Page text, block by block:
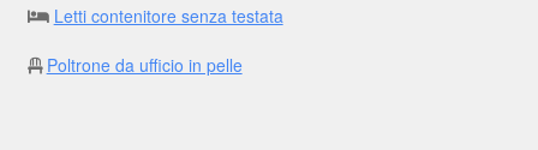
Letti contenitore senza testata
Poltrone da ufficio in pelle